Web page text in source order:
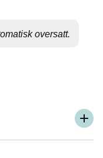
oversatt.